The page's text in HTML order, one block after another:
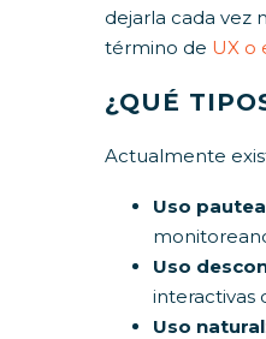
dejarla cada vez
término de UX o
¿QUÉ
Actualmente
Uso
Uso
interactivas
Uso natural